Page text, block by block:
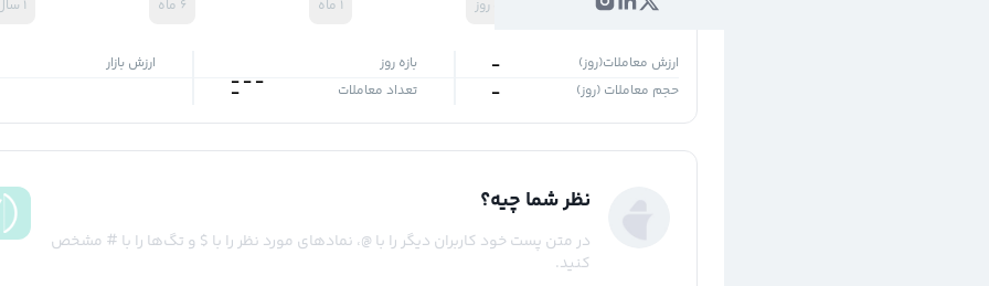
۱روز ۱ ماه ۶ ماه ۱ سال
ارزش معاملات(روز) - بازه روز
-
-
-
ارزش بازار
حجم معاملات (روز)
- تعداد معاملات -
نظر شما چیه؟
در متن پست خود کاربران دیگر را با @، نمادهای مورد نظر را با $ و تگ‌ها را با # مشخص
کنید.